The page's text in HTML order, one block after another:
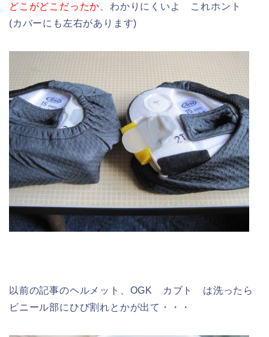
どこがどこだったか 、わかりにくいよ これホント
(カバーにも左右があります)
以前の記事のヘルメット、OGK カブト は洗ったら
ビニール部にひび割れとかが出て・・・